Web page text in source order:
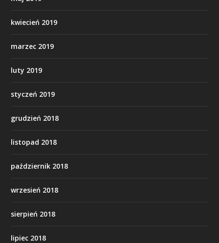
kwiecień 2019
marzec 2019
luty 2019
styczeń 2019
grudzień 2018
listopad 2018
październik 2018
wrzesień 2018
sierpień 2018
lipiec 2018